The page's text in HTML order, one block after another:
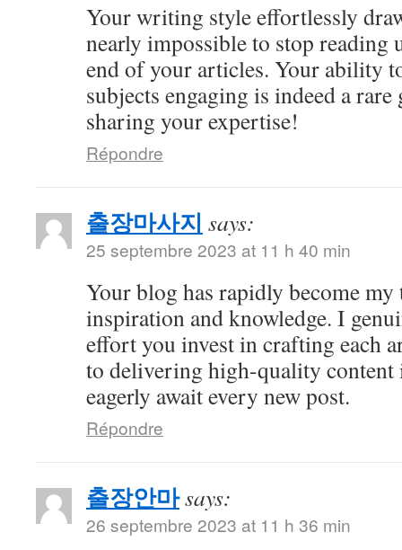
Your writing style effortlessly
nearly impossible to stop reading
end of your articles. Your ability
subjects engaging is indeed a
sharing your expertise!
Répondre
출장마사지 says:
25 septembre 2023 at 11 h 40 min
Your blog has rapidly become
inspiration and knowledge. I
effort you invest in crafting each
to delivering high-quality content
eagerly await every new post.
Répondre
출장안마says:
26 septembre 2023 at 11 h 36 min